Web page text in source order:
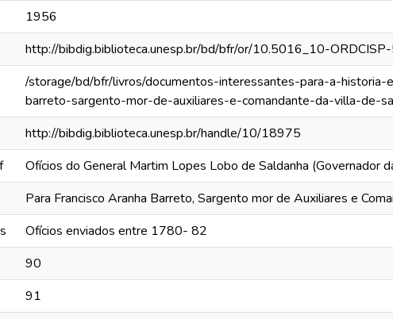
1956
http://bibdig.biblioteca.unesp.br/bd/bfr/or/10.5016_10-
/storage/bd/bfr/livros/documentos-interessantes-para-a-
barreto-sargento-mor-de-auxiliares-e-comandante-da-villa-de-
http://bibdig.biblioteca.unesp.br/handle/10/18975
Ofícios do General Martim Lopes Lobo de Saldanha (Governador
Para Francisco Aranha Barreto, Sargento mor de Auxiliares e
Ofícios enviados entre 1780- 82
90
91